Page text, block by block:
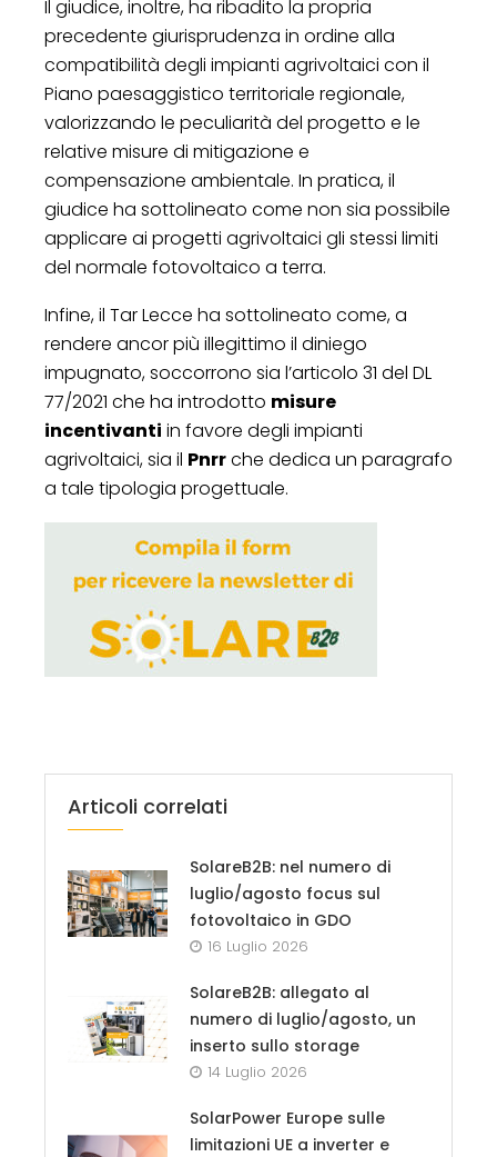
Il giudice, inoltre, ha ribadito la propria
precedente giurisprudenza in ordine alla
compatibilità degli impianti agrivoltaici con il
Piano paesaggistico territoriale regionale,
valorizzando le peculiarità del progetto e le
relative misure di mitigazione e
compensazione ambientale. In pratica, il
giudice ha sottolineato come non sia possibile
applicare ai progetti agrivoltaici gli stessi limiti
del normale fotovoltaico a terra.
Infine, il Tar Lecce ha sottolineato come, a
rendere ancor più illegittimo il diniego
impugnato, soccorrono sia l’articolo 31 del DL
77/2021 che ha introdotto misure
incentivanti in favore degli impianti
agrivoltaici, sia il Pnrrche dedica un paragrafo
a tale tipologia progettuale.
Articoli correlati
SolareB2B: nel numero di
luglio/agosto focus sul
fotovoltaico in GDO
16 Luglio 2026
SolareB2B: allegato al
numero di luglio/agosto, un
inserto sullo storage
14 Luglio 2026
SolarPower Europe sulle
limitazioni UE a inverter e